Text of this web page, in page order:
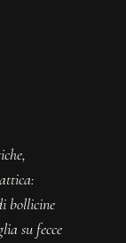
bollicine
su fecce